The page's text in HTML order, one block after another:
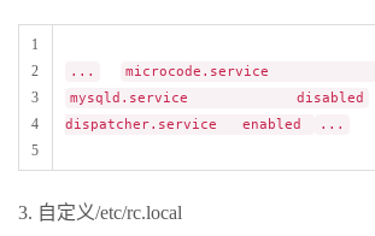
1
2
3
4
5
...
mysqld.service disabled
dispatcher.service enabled
...
3. 自定义/etc/rc.local